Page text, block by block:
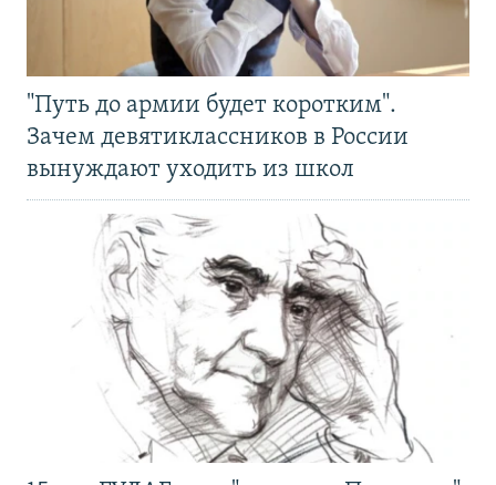
"Путь до армии будет коротким".
Зачем девятиклассников в России
вынуждают уходить из школ